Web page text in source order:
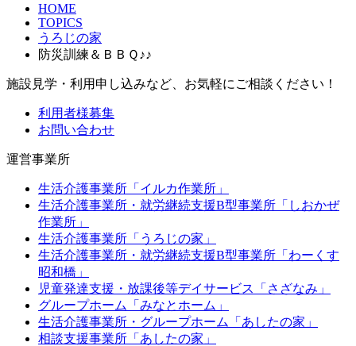
HOME
TOPICS
うろじの家
防災訓練＆ＢＢＱ♪♪
施設見学・利用申し込みなど、お気軽にご相談ください！
利用者様募集
お問い合わせ
運営事業所
生活介護事業所「イルカ作業所」
生活介護事業所・就労継続支援B型事業所「しおかぜ
作業所」
生活介護事業所「うろじの家」
生活介護事業所・就労継続支援B型事業所「わーくす
昭和橋」
児童発達支援・放課後等デイサービス「さざなみ」
グループホーム「みなとホーム」
生活介護事業所・グループホーム「あしたの家」
相談支援事業所「あしたの家」